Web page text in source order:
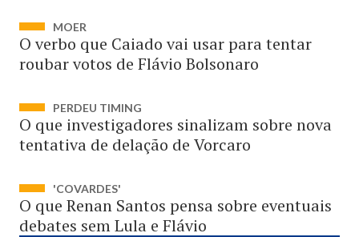
MOER
O verbo que Caiado vai usar para tentar
roubar votos de Flávio Bolsonaro
PERDEU TIMING
O que investigadores sinalizam sobre nova
tentativa de delação de Vorcaro
'COVARDES'
O que Renan Santos pensa sobre eventuais
debates sem Lula e Flávio